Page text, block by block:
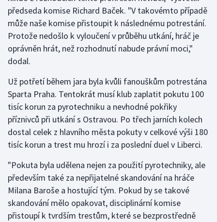
Házená
Jezdectví
Judo
Lezení
Lyže a snowboard
Moderní pětiboj
Motorsport
Olympijské hry
Parasport
předseda komise Richard Baček. "V takovémto případě
může naše komise přistoupit k následnému potrestání.
Protože nedošlo k vyloučení v průběhu utkání, hráč je
oprávněn hrát, než rozhodnutí nabude právní moci,"
dodal.
Už potřetí během jara byla kvůli fanouškům potrestána
Sparta Praha. Tentokrát musí klub zaplatit pokutu 100
tisíc korun za pyrotechniku a nevhodné pokřiky
příznivců při utkání s Ostravou. Po třech jarních kolech
dostal celek z hlavního města pokuty v celkové výši 180
tisíc korun a trest mu hrozí i za poslední duel v Liberci.
"Pokuta byla udělena nejen za použití pyrotechniky, ale
především také za nepřijatelné skandování na hráče
Milana Baroše a hostující tým. Pokud by se takové
skandování mělo opakovat, disciplinární komise
přistoupí k tvrdším trestům, které se bezprostředně